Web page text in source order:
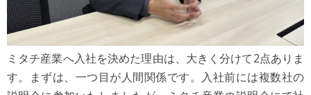
ミタチ産業へ入社を決めた理由は、大きく分けて2点ありま
す。まずは、一つ目が人間関係です。入社前には複数社の